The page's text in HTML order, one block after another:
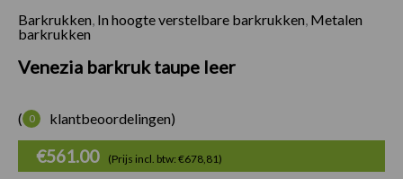
Barkrukken In hoogte verstelbare barkrukken Metalen
barkrukken
Venezia barkruk taupe leer
( 0 klantbeoordelingen)
€561.00 (Prijs incl. btw: €678,81)